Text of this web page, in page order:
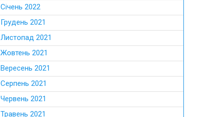
Січень 2022
Грудень 2021
Листопад 2021
Жовтень 2021
Вересень 2021
Серпень 2021
Червень 2021
Травень 2021